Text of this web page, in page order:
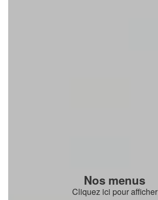
Nos menus
Cliquez ici pour afficher